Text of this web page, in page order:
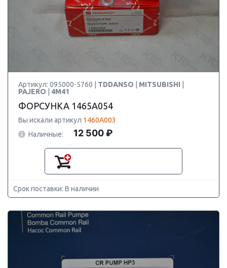
Артикул: 095000-5760 | TDDANSO MITSUBISHI
PAJERO
4M41
ФОРСУНКА 1465A054
Вы искали артикул 1460A003
Наличные:
12 500 ₽
Срок поставки: В наличии